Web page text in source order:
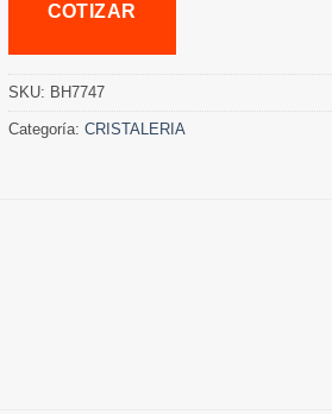
COTIZAR
SKU: BH7747
Categoría: CRISTALERIA